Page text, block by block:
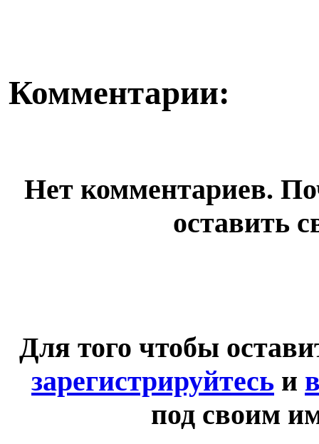
Комментарии:
Нет комментариев.
оставить
Для того чтобы
зарегистрируйтесь и
под своим